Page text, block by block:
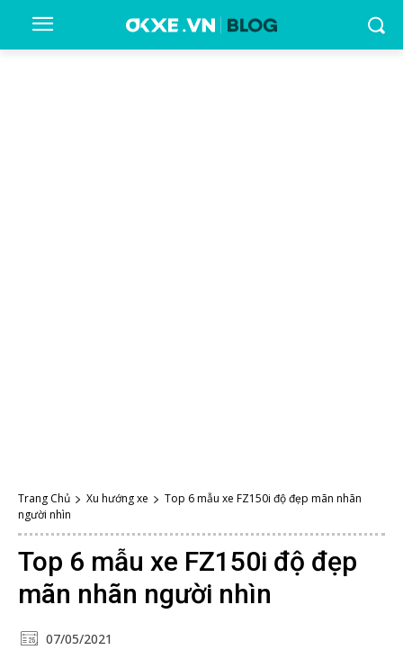
Trang Chủ Xu hướng xe
Top 6 mẫu xe FZ150i độ đẹp mãn nhãn
người nhìn
Top 6 mẫu xe FZ150i độ đẹp
mãn nhãn người nhìn
07/05/2021